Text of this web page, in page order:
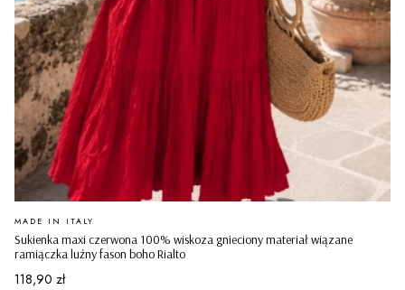
Sukienka maxi czerwona 100% wiskoza gnieciony materiał wiązane
ramiączka luźny fason boho Rialto
PRODUCENT
MADE IN ITALY
Cena
118,90 zł